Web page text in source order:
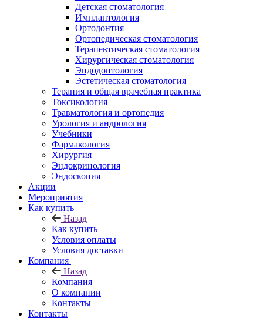
Детская стоматология
Имплантология
Ортодонтия
Ортопедическая стоматология
Терапевтическая стоматология
Хирургическая стоматология
Эндодонтология
Эстетическая стоматология
Терапия и общая врачебная практика
Токсикология
Травматология и ортопедия
Урология и андрология
Учебники
Фармакология
Хирургия
Эндокринология
Эндоскопия
Акции
Мероприятия
Как купить
Назад
Как купить
Условия оплаты
Условия доставки
Компания
Назад
Компания
О компании
Контакты
Контакты